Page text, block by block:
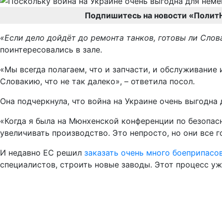
Подпишитесь на новости
«Если дело дойдёт до ремонта танков, готовы ли
поинтересовались в зале.
«Мы всегда полагаем, что и запчасти, и
Словакию, что не так далеко», – ответила посол.
Она подчеркнула, что война на Украине очень
«Когда я была на Мюнхенской конференции по
увеличивать производство. Это непросто, но они все
И недавно ЕС решил заказать очень много
специалистов, строить новые заводы. Этот процесс